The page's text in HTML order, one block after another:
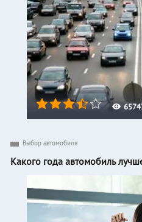
Выбор автомобиля
Какого года автомобиль